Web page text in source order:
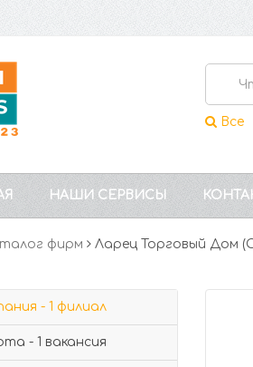
Все
НАШИ СЕРВИСЫ
фирм Ларец Торговый Дом
- 1 филиал
- 1 вакансия